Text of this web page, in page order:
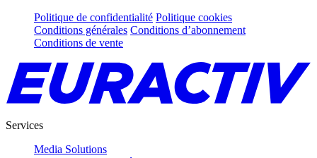
Politique de confidentialité Politique cookies
Conditions générales Conditions d’abonnement
Conditions de vente
Services
Media Solutions